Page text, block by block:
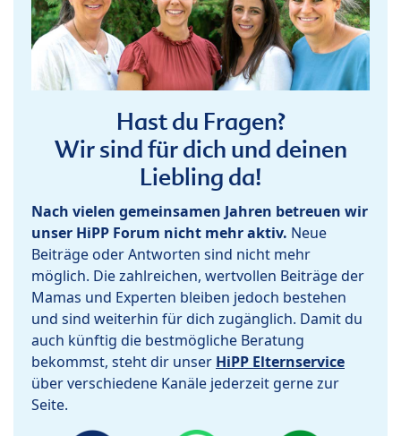
Hast du Fragen?
Wir sind für dich und deinen
Liebling da!
Nach vielen gemeinsamen Jahren betreuen wir
unser HiPP Forum nicht mehr aktiv. Neue
Beiträge oder Antworten sind nicht mehr
möglich. Die zahlreichen, wertvollen Beiträge der
Mamas und Experten bleiben jedoch bestehen
und sind weiterhin für dich zugänglich. Damit du
auch künftig die bestmögliche Beratung
bekommst, steht dir unser HiPP Elternservice
über verschiedene Kanäle jederzeit gerne zur
Seite.